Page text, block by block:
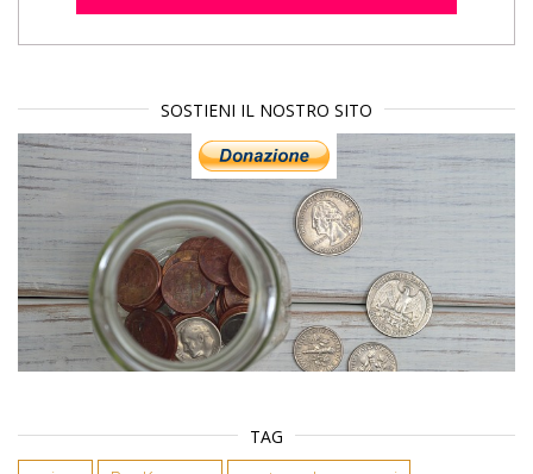
SOSTIENI IL NOSTRO SITO
TAG